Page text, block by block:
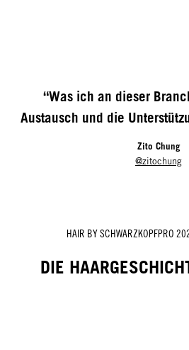
“Was ich an dieser
Austausch und die
Zito Chung
@zitochung
HAIR BY SCHWARZKOPFPRO
DIE